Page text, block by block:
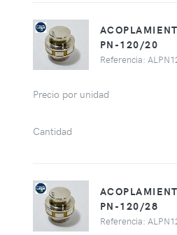
PN-120/20
Referencia:
Precio por unidad
Cantidad
PN-120/28
Referencia: